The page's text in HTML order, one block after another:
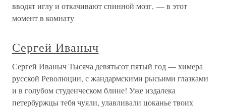
вводят иглу и откачивают спинной мозг, — в этот
момент в комнату
Сергей Иваныч
Сергей Иваныч Тысяча девятьсот пятый год — химера
русской Революции, с жандармскими рысьими глазками
и в голубом студенческом блине! Уже издалека
петербуржцы тебя чуяли, улавливали цоканье твоих